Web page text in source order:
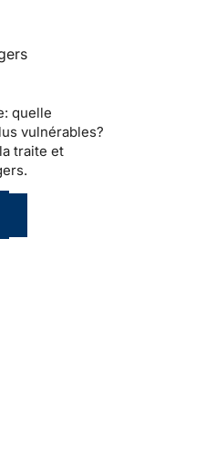
quelle
vulnérables?
traite et